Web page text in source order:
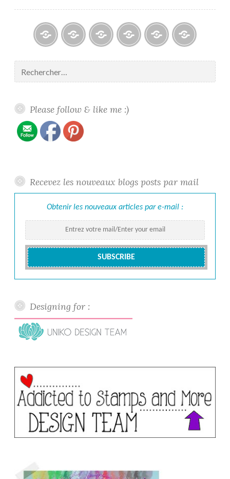
propos
About
/
/
de
Rechercher :
Please follow & like me :)
Recevez les nouveaux blogs posts par mail
Obtenir les nouveaux articles par e-mail :
Designing for :